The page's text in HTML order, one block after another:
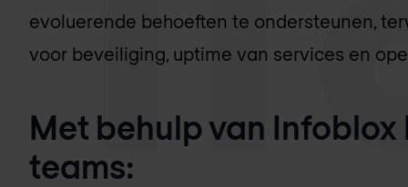
evoluerende behoeften te ondersteunen,
voor beveiliging, uptime van services en
Met behulp van Infoblox
teams: